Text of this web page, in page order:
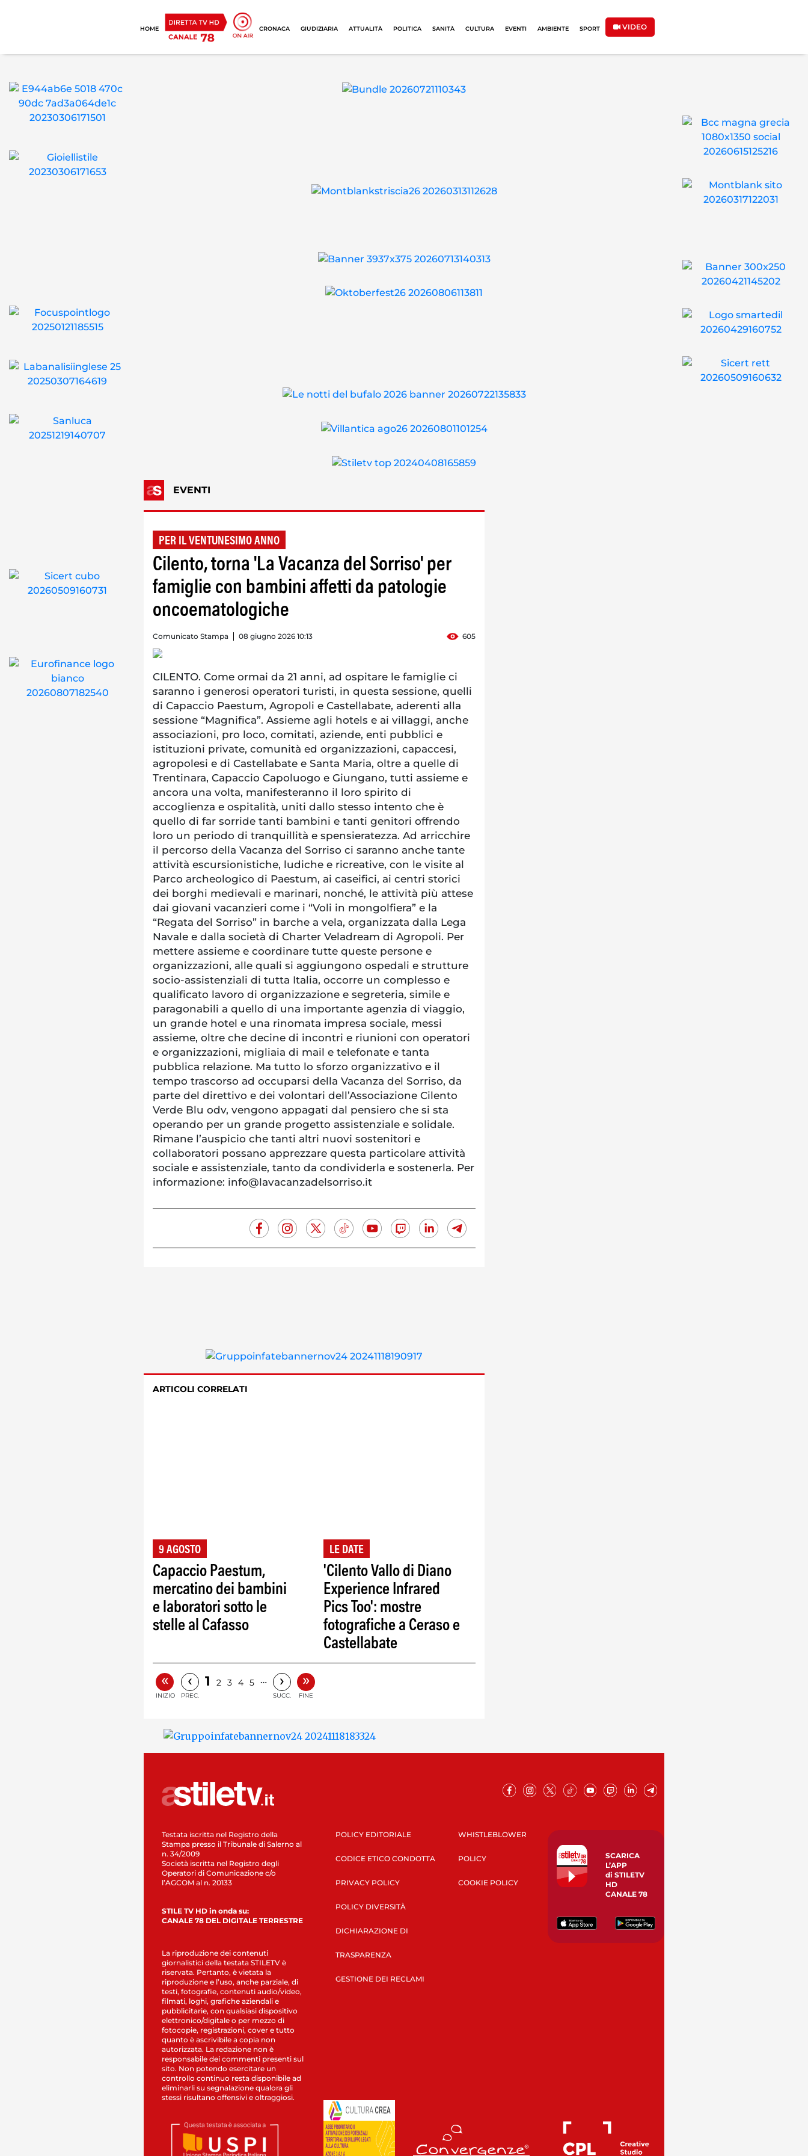
HOME CRONACA GIUDIZIARIA ATTUALITÀ POLITICA SANITÀ CULTURA EVENTI AMBIENTE SPORT VIDEO
EVENTI
PER IL VENTUNESIMO ANNO
Cilento, torna 'La Vacanza del Sorriso' per
famiglie con bambini affetti da patologie
oncoematologiche
Comunicato Stampa 08 giugno 2026 10:13 605
CILENTO. Come ormai da 21 anni, ad ospitare le famiglie ci
saranno i generosi operatori turisti, in questa sessione, quelli
di Capaccio Paestum, Agropoli e Castellabate, aderenti alla
sessione “Magnifica”. Assieme agli hotels e ai villaggi, anche
associazioni, pro loco, comitati, aziende, enti pubblici e
istituzioni private, comunità ed organizzazioni, capaccesi,
agropolesi e di Castellabate e Santa Maria, oltre a quelle di
Trentinara, Capaccio Capoluogo e Giungano, tutti assieme e
ancora una volta, manifesteranno il loro spirito di
accoglienza e ospitalità, uniti dallo stesso intento che è
quello di far sorride tanti bambini e tanti genitori offrendo
loro un periodo di tranquillità e spensieratezza. Ad arricchire
il percorso della Vacanza del Sorriso ci saranno anche tante
attività escursionistiche, ludiche e ricreative, con le visite al
Parco archeologico di Paestum, ai caseifici, ai centri storici
dei borghi medievali e marinari, nonché, le attività più attese
dai giovani vacanzieri come i “Voli in mongolfiera” e la
“Regata del Sorriso” in barche a vela, organizzata dalla Lega
Navale e dalla società di Charter Veladream di Agropoli. Per
mettere assieme e coordinare tutte queste persone e
organizzazioni, alle quali si aggiungono ospedali e strutture
socio-assistenziali di tutta Italia, occorre un complesso e
qualificato lavoro di organizzazione e segreteria, simile e
paragonabili a quello di una importante agenzia di viaggio,
un grande hotel e una rinomata impresa sociale, messi
assieme, oltre che decine di incontri e riunioni con operatori
e organizzazioni, migliaia di mail e telefonate e tanta
pubblica relazione. Ma tutto lo sforzo organizzativo e il
tempo trascorso ad occuparsi della Vacanza del Sorriso, da
parte del direttivo e dei volontari dell’Associazione Cilento
Verde Blu odv, vengono appagati dal pensiero che si sta
operando per un grande progetto assistenziale e solidale.
Rimane l’auspicio che tanti altri nuovi sostenitori e
collaboratori possano apprezzare questa particolare attività
sociale e assistenziale, tanto da condividerla e sostenerla. Per
informazione: info@lavacanzadelsorriso.it
ARTICOLI CORRELATI
9 AGOSTO
Capaccio Paestum,
mercatino dei bambini
e laboratori sotto le
stelle al Cafasso
LE DATE
'Cilento Vallo di Diano
Experience Infrared
Pics Too': mostre
fotografiche a Ceraso e
Castellabate
«
INIZIO
‹
PREC.
1 2 3 4 5 … ›
SUCC.
»
FINE
Testata iscritta nel Registro della
Stampa presso il Tribunale di Salerno al
n. 34/2009
Società iscritta nel Registro degli
Operatori di Comunicazione c/o
l’AGCOM al n. 20133
STILE TV HD in onda su:
CANALE 78 DEL DIGITALE TERRESTRE
La riproduzione dei contenuti
giornalistici della testata STILETV è
riservata. Pertanto, è vietata la
riproduzione e l’uso, anche parziale, di
testi, fotografie, contenuti audio/video,
filmati, loghi, grafiche aziendali e
pubblicitarie, con qualsiasi dispositivo
elettronico/digitale o per mezzo di
fotocopie, registrazioni, cover e tutto
quanto è ascrivibile a copia non
autorizzata. La redazione non è
responsabile dei commenti presenti sul
sito. Non potendo esercitare un
controllo continuo resta disponibile ad
eliminarli su segnalazione qualora gli
stessi risultano offensivi e oltraggiosi.
POLICY EDITORIALE
CODICE ETICO CONDOTTA
PRIVACY POLICY
POLICY DIVERSITÀ
DICHIARAZIONE DI
TRASPARENZA
GESTIONE DEI RECLAMI
WHISTLEBLOWER
POLICY
COOKIE POLICY
SCARICA
L’APP
di STILETV
HD
CANALE 78